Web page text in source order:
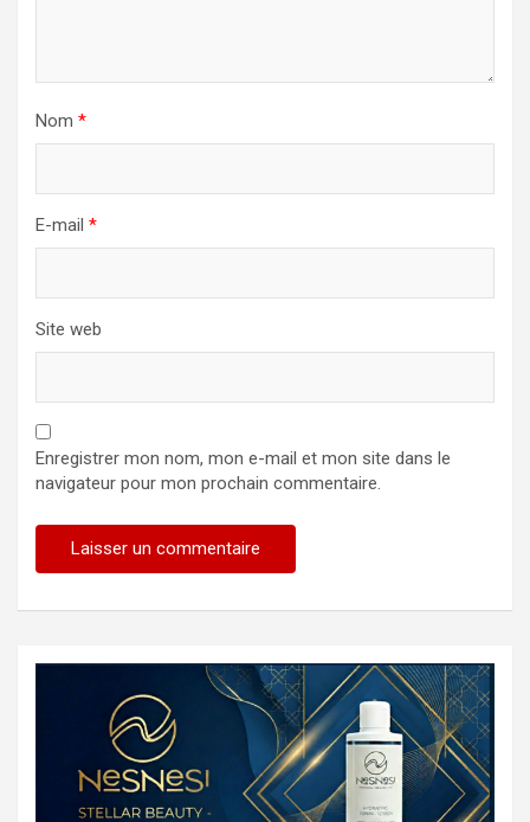
Nom *
E-mail *
Site web
Enregistrer mon nom, mon e-mail et mon site dans le
navigateur pour mon prochain commentaire.